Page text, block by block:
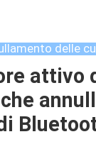
delle
attivo